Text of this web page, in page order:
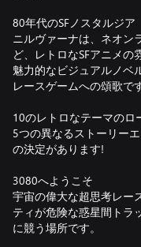
80年代のSFノスタルジア
ニルヴァーナは、ネオン
ど、レトロなSFアニメの
魅力的なビジュアルノベ
レースゲームへの頌歌で
10のレトロなテーマのロ
5つの異なるストーリー
の決定があります!
3080へようこそ
宇宙の偉大な超思考レー
ティが危険な惑星間トラ
に競う場所です。